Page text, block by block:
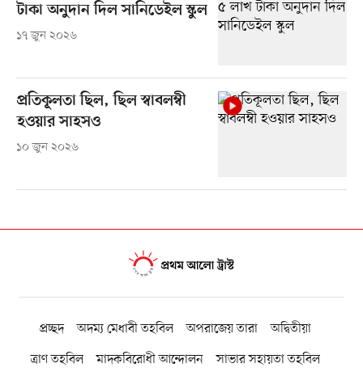
টাকা অনুদান দিল সানিডেইল স্কুল
১৭ জুন ২০২৬
প্রতিকূলতা ছিল, ছিল স্বাবলম্বী
হওয়ার সাহসও
১০ জুন ২০২৬
প্রচ্ছদ অদম্য মেধাবী তহবিল অপরাজেয় তারা
অদ্বিতীয়া
ত্রাণ তহবিল
মাদকবিরোধী আন্দোলন সাভার সহায়তা তহবিল